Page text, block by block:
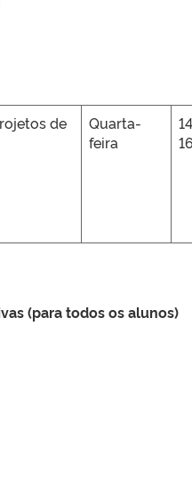
de
Quarta-
feira
os alunos)